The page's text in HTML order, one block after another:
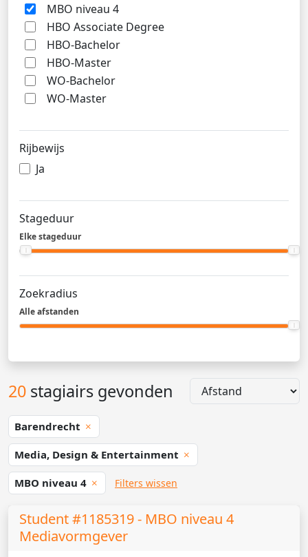
MBO niveau 4
HBO Associate Degree
HBO-Bachelor
HBO-Master
WO-Bachelor
WO-Master
Rijbewijs
Ja
Stageduur
Elke stageduur
Zoekradius
Alle afstanden
20 stagiairs gevonden
Barendrecht
Media, Design & Entertainment
MBO niveau 4 Filters wissen
Student #1185319 - MBO niveau 4
Mediavormgever